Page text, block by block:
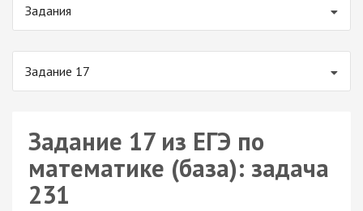
Задания
Задание 17
Задание 17 из ЕГЭ по
математике (база): задача
231